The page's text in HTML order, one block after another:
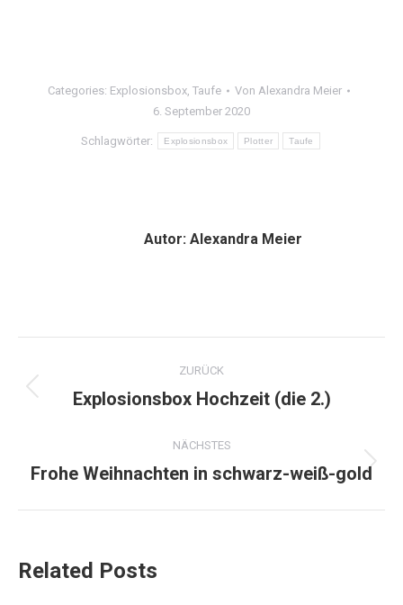
Categories: Explosionsbox, Taufe Von Alexandra Meier
6. September 2020
Schlagwörter: Explosionsbox Plotter Taufe
Autor: Alexandra Meier
Kommentarnavigation
ZURÜCK
Vorheriger
Explosionsbox Hochzeit (die 2.)
NÄCHSTES
Nächster
Frohe Weihnachten in schwarz-weiß-gold
Related Posts